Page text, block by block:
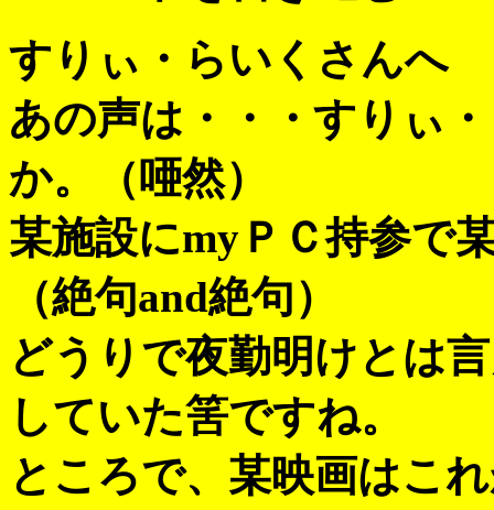
すりぃ・らいくさんへ
あの声は・・・すりぃ
か。（唖然）
某施設にmyＰＣ持参で
（絶句and絶句）
どうりで夜勤明けとは
していた筈ですね。
ところで、某映画はこ